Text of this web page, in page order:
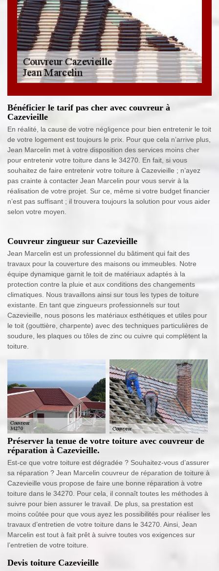
Bénéficier le tarif pas cher avec couvreur à
Cazevieille
En réalité, la cause de votre négligence pour bien entretenir le toit
de votre logement est toujours le prix. Pour que cela n’arrive plus,
Jean Marcelin met à votre disposition des services moins cher
pour entretenir votre toiture dans le 34270. En fait, si vous
souhaitez de faire entretenir votre toiture à Cazevieille ; n’ayez
pas crainte à contacter Jean Marcelin pour vous servir à la
réalisation de votre projet. Sur ce, même si votre budget financier
n’est pas suffisant ; il trouvera toujours la solution pour vous aider
selon votre moyen.
Couvreur zingueur sur Cazevieille
Jean Marcelin est un professionnel du bâtiment qui fait des
travaux pour la couverture des maisons ou immeubles. Notre
équipe dynamique garnit le toit de matériaux adaptés à la
protection contre la pluie et aux conditions des changements
climatiques. Nous travaillons ainsi sur tous les types de toiture
existante. En tant que zingueurs professionnels sur tout
Cazevieille, nous posons les matériaux esthétiques et utiles pour
le toit (gouttière, charpente) avec des techniques particulières de
soudure, les plaques ou tôles de zinc ou cuivre qui complètent la
toiture.
Préserver la tenue de votre toiture avec couvreur de
réparation à Cazevieille.
Est-ce que votre toiture est dégradée ? Souhaitez-vous d’assurer
sa réparation ? Jean Marcelin couvreur de réparation de toiture à
Cazevieille vous propose de faire une bonne réparation à votre
toiture dans le 34270. Pour cela, il connaît toutes les méthodes à
suivre pour bien assurer le travail. De plus, sa prestation est
moins coûtée pour que vous ayez les possibilités pour réaliser les
travaux d’entretien de votre toiture dans le 34270. Ainsi, Jean
Marcelin est tout à fait prêt à suivre toutes vos exigences sur
l’entretien de votre toiture.
Devis toiture Cazevieille